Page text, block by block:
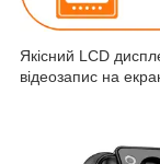
Якісний LCD
відеозапис на